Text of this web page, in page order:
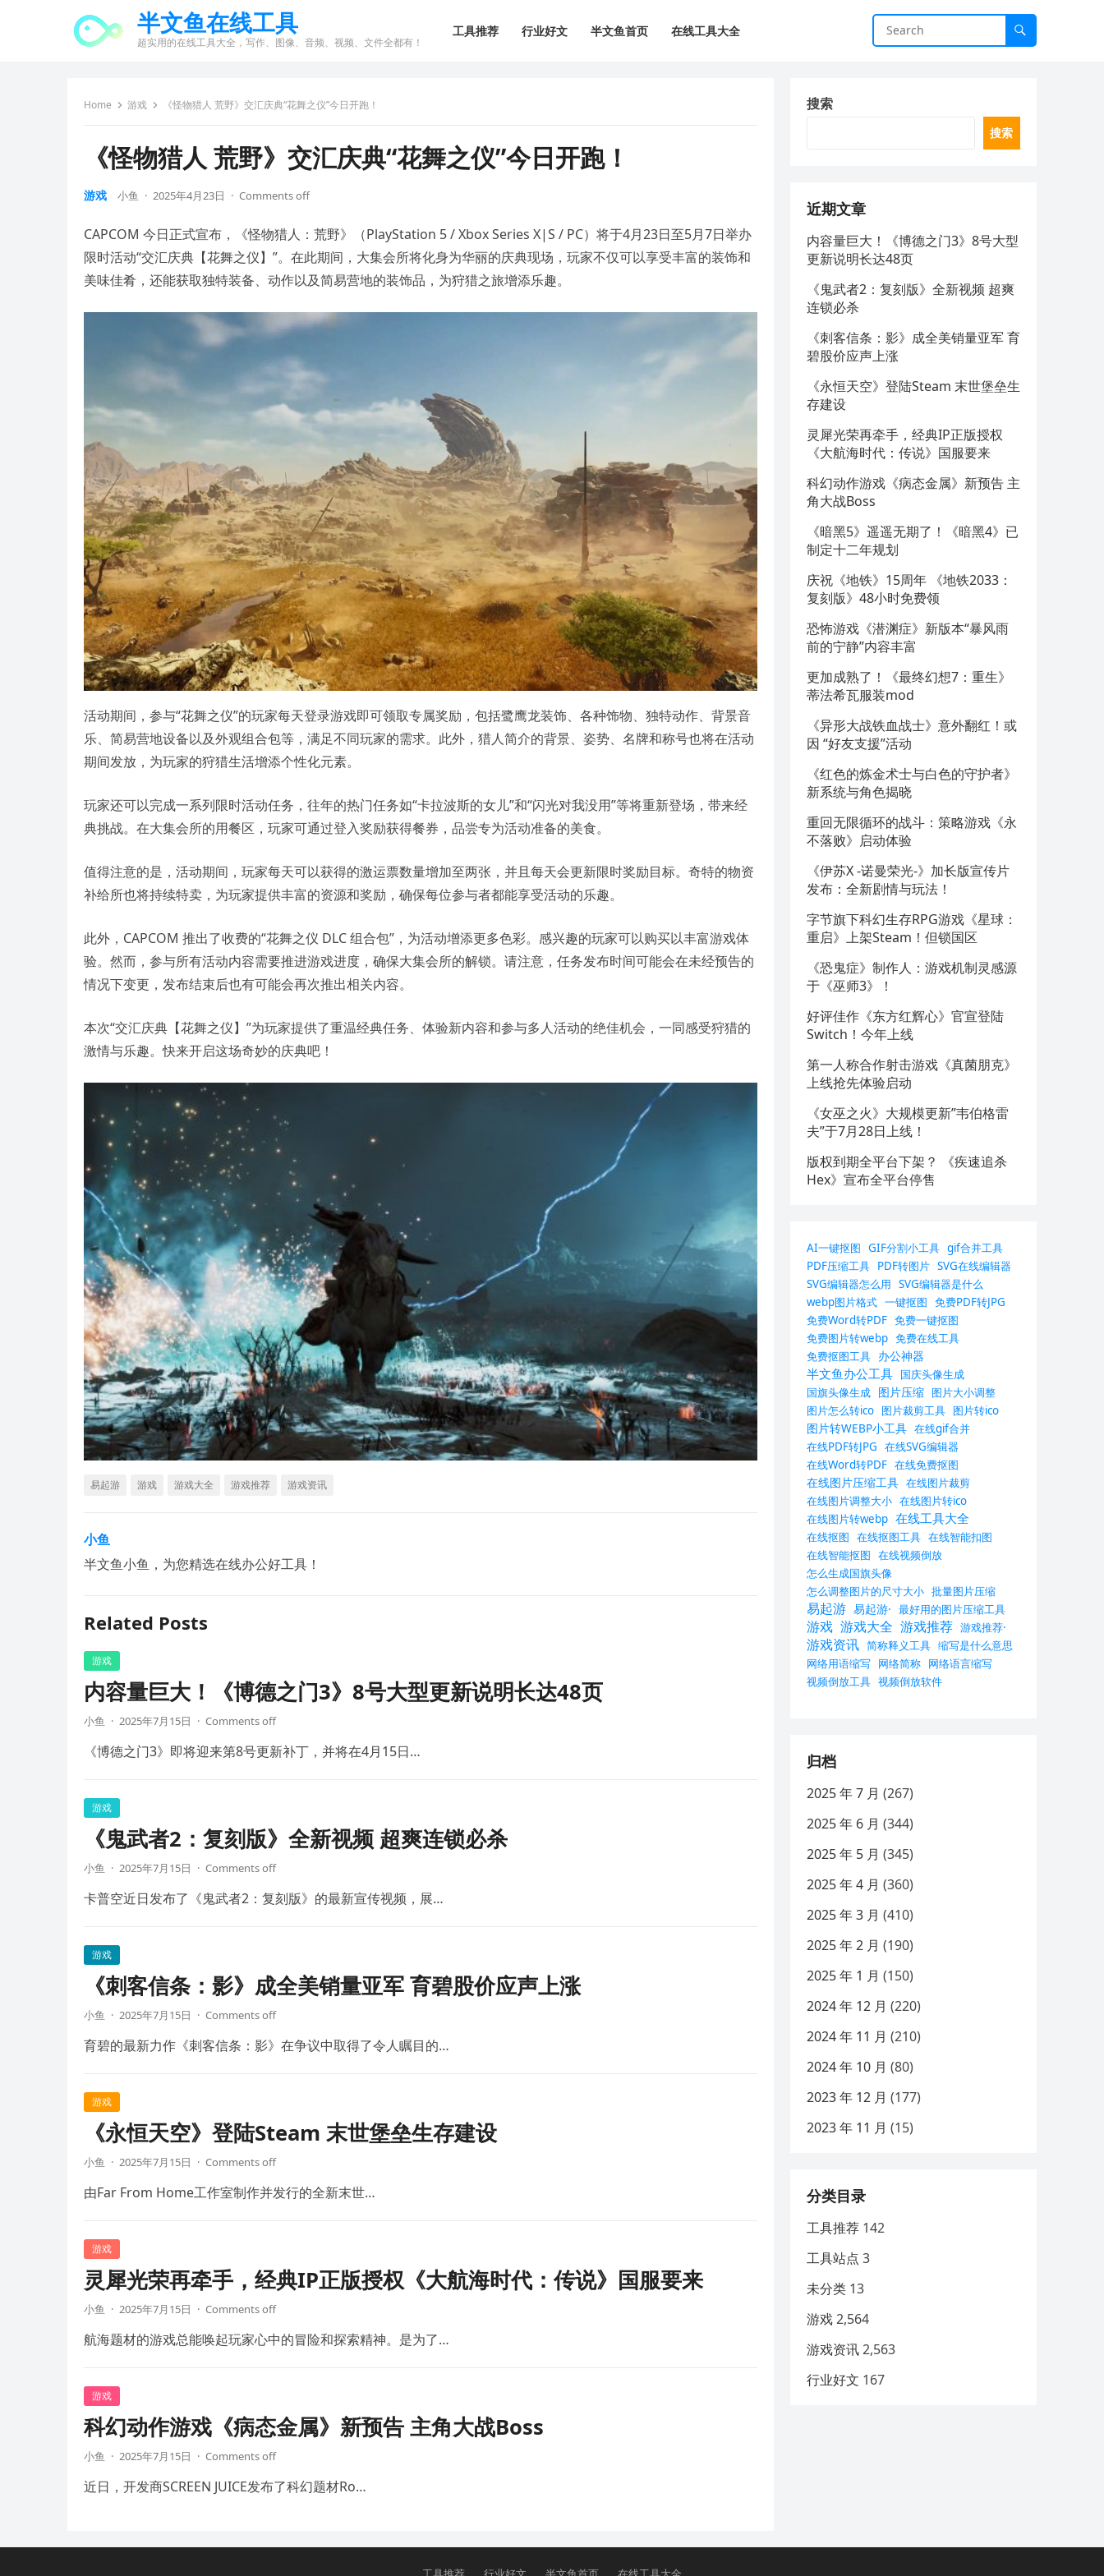
半文鱼在线工具
超实用的在线工具大全，写作、图像、音频、视频、文件全都有！
工具推荐 行业好文 半文鱼首页 在线工具大全
Home 游戏 《怪物猎人 荒野》交汇庆典“花舞之仪”今日开跑！
《怪物猎人 荒野》交汇庆典“花舞之仪”今日开跑！
游戏 小鱼 · 2025年4月23日 · Comments off
CAPCOM 今日正式宣布，《怪物猎人：荒野》（PlayStation 5 / Xbox Series X|S / PC）将于4月23日至5月7日举办
限时活动“交汇庆典【花舞之仪】”。在此期间，大集会所将化身为华丽的庆典现场，玩家不仅可以享受丰富的装饰和
美味佳肴，还能获取独特装备、动作以及简易营地的装饰品，为狩猎之旅增添乐趣。
活动期间，参与“花舞之仪”的玩家每天登录游戏即可领取专属奖励，包括鹭鹰龙装饰、各种饰物、独特动作、背景音
乐、简易营地设备以及外观组合包等，满足不同玩家的需求。此外，猎人简介的背景、姿势、名牌和称号也将在活动
期间发放，为玩家的狩猎生活增添个性化元素。
玩家还可以完成一系列限时活动任务，往年的热门任务如“卡拉波斯的女儿”和“闪光对我没用”等将重新登场，带来经
典挑战。在大集会所的用餐区，玩家可通过登入奖励获得餐券，品尝专为活动准备的美食。
值得注意的是，活动期间，玩家每天可以获得的激运票数量增加至两张，并且每天会更新限时奖励目标。奇特的物资
补给所也将持续特卖，为玩家提供丰富的资源和奖励，确保每位参与者都能享受活动的乐趣。
此外，CAPCOM 推出了收费的“花舞之仪 DLC 组合包”，为活动增添更多色彩。感兴趣的玩家可以购买以丰富游戏体
验。然而，参与所有活动内容需要推进游戏进度，确保大集会所的解锁。请注意，任务发布时间可能会在未经预告的
情况下变更，发布结束后也有可能会再次推出相关内容。
本次“交汇庆典【花舞之仪】”为玩家提供了重温经典任务、体验新内容和参与多人活动的绝佳机会，一同感受狩猎的
激情与乐趣。快来开启这场奇妙的庆典吧！
易起游 游戏 游戏大全 游戏推荐 游戏资讯
小鱼
半文鱼小鱼，为您精选在线办公好工具！
Related Posts
游戏
内容量巨大！《博德之门3》8号大型更新说明长达48页
小鱼 · 2025年7月15日 · Comments off
《博德之门3》即将迎来第8号更新补丁，并将在4月15日…
游戏
《鬼武者2：复刻版》全新视频 超爽连锁必杀
小鱼 · 2025年7月15日 · Comments off
卡普空近日发布了《鬼武者2：复刻版》的最新宣传视频，展…
游戏
《刺客信条：影》成全美销量亚军 育碧股价应声上涨
小鱼 · 2025年7月15日 · Comments off
育碧的最新力作《刺客信条：影》在争议中取得了令人瞩目的…
游戏
《永恒天空》登陆Steam 末世堡垒生存建设
小鱼 · 2025年7月15日 · Comments off
由Far From Home工作室制作并发行的全新末世…
游戏
灵犀光荣再牵手，经典IP正版授权《大航海时代：传说》国服要来
小鱼 · 2025年7月15日 · Comments off
航海题材的游戏总能唤起玩家心中的冒险和探索精神。是为了…
游戏
科幻动作游戏《病态金属》新预告 主角大战Boss
小鱼 · 2025年7月15日 · Comments off
近日，开发商SCREEN JUICE发布了科幻题材Ro…
搜索
搜索
近期文章
内容量巨大！《博德之门3》8号大型
更新说明长达48页
《鬼武者2：复刻版》全新视频 超爽
连锁必杀
《刺客信条：影》成全美销量亚军 育
碧股价应声上涨
《永恒天空》登陆Steam 末世堡垒生
存建设
灵犀光荣再牵手，经典IP正版授权
《大航海时代：传说》国服要来
科幻动作游戏《病态金属》新预告 主
角大战Boss
《暗黑5》遥遥无期了！《暗黑4》已
制定十二年规划
庆祝《地铁》15周年 《地铁2033：
复刻版》48小时免费领
恐怖游戏《潜渊症》新版本“暴风雨
前的宁静”内容丰富
更加成熟了！《最终幻想7：重生》
蒂法希瓦服装mod
《异形大战铁血战士》意外翻红！或
因 “好友支援”活动
《红色的炼金术士与白色的守护者》
新系统与角色揭晓
重回无限循环的战斗：策略游戏《永
不落败》启动体验
《伊苏X -诺曼荣光-》加长版宣传片
发布：全新剧情与玩法！
字节旗下科幻生存RPG游戏《星球：
重启》上架Steam！但锁国区
《恐鬼症》制作人：游戏机制灵感源
于《巫师3》！
好评佳作《东方红辉心》官宣登陆
Switch！今年上线
第一人称合作射击游戏《真菌朋克》
上线抢先体验启动
《女巫之火》大规模更新”韦伯格雷
夫”于7月28日上线！
版权到期全平台下架？ 《疾速追杀
Hex》宣布全平台停售
AI一键抠图 GIF分割小工具 gif合并工具
PDF压缩工具 PDF转图片 SVG在线编辑器
SVG编辑器怎么用 SVG编辑器是什么
webp图片格式 一键抠图 免费PDF转JPG
免费Word转PDF 免费一键抠图
免费图片转webp 免费在线工具
免费抠图工具 办公神器
半文鱼办公工具 国庆头像生成
国旗头像生成 图片压缩 图片大小调整
图片怎么转ico 图片裁剪工具 图片转ico
图片转WEBP小工具 在线gif合并
在线PDF转JPG 在线SVG编辑器
在线Word转PDF 在线免费抠图
在线图片压缩工具 在线图片裁剪
在线图片调整大小 在线图片转ico
在线图片转webp 在线工具大全
在线抠图 在线抠图工具 在线智能扣图
在线智能抠图 在线视频倒放
怎么生成国旗头像
怎么调整图片的尺寸大小 批量图片压缩
易起游 易起游· 最好用的图片压缩工具
游戏 游戏大全 游戏推荐 游戏推荐·
游戏资讯 简称释义工具 缩写是什么意思
网络用语缩写 网络简称 网络语言缩写
视频倒放工具 视频倒放软件
归档
2025 年 7 月 (267)
2025 年 6 月 (344)
2025 年 5 月 (345)
2025 年 4 月 (360)
2025 年 3 月 (410)
2025 年 2 月 (190)
2025 年 1 月 (150)
2024 年 12 月 (220)
2024 年 11 月 (210)
2024 年 10 月 (80)
2023 年 12 月 (177)
2023 年 11 月 (15)
分类目录
工具推荐 142
工具站点 3
未分类 13
游戏2,564
游戏资讯2,563
行业好文 167